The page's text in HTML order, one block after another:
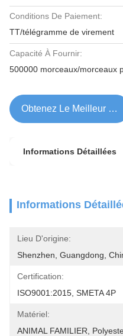
Conditions De Paiement:
TT/télégramme de virement
Capacité À Fournir:
500000 morceaux/morceaux
Obtenez Le Meilleur Prix
Informations Détaillées
Informations
Lieu D'origine:
Shenzhen, Guangdong,
Certification:
ISO9001:2015, SMETA 4P
Matériel:
ANIMAL FAMILIER,